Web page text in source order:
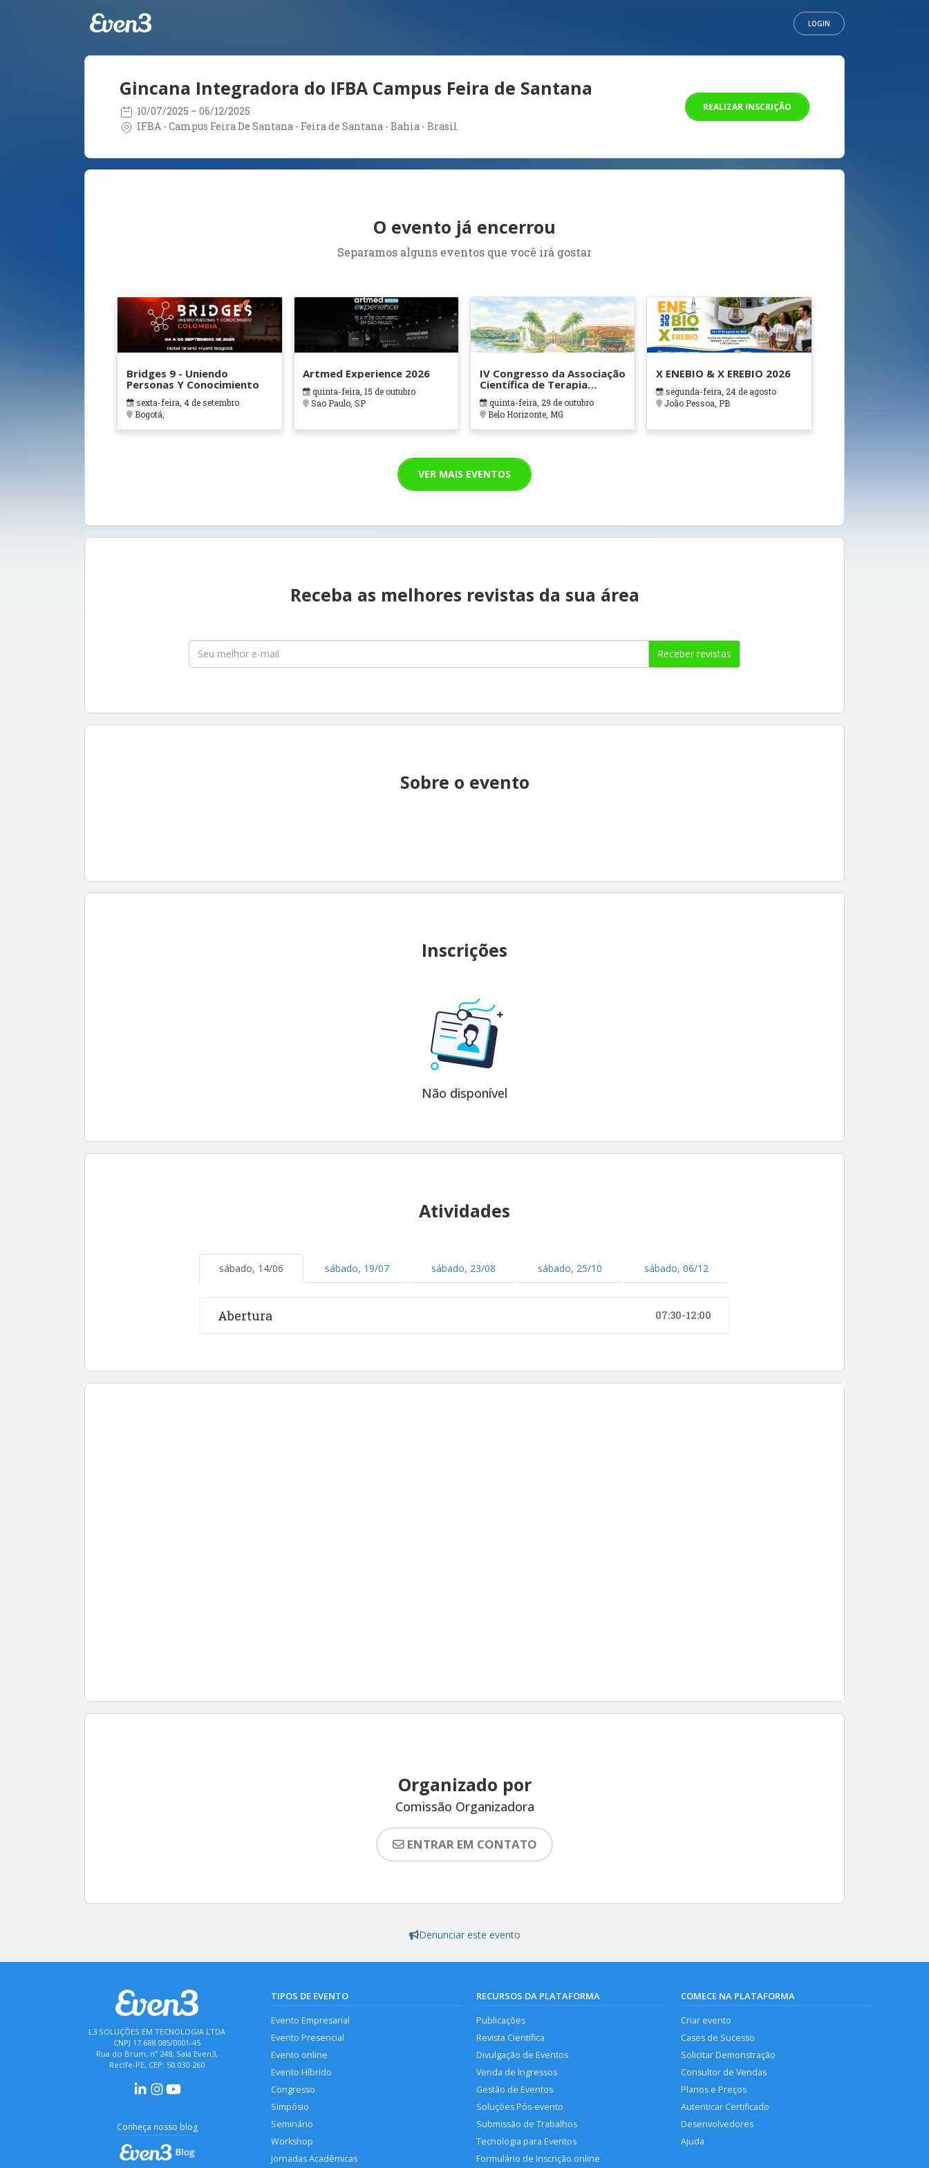
LOGIN
Gincana Integradora do IFBA Campus Feira de Santana
10/07/2025 – 06/12/2025
IFBA - Campus Feira De Santana - Feira de Santana - Bahia - Brasil
REALIZAR INSCRIÇÃO
O evento já encerrou
Separamos alguns eventos que você irá gostar
Bridges 9 - Uniendo
Personas Y Conocimiento
sexta-feira, 4 de setembro
Bogotá,
Artmed Experience 2026
quinta-feira, 15 de outubro
Sao Paulo, SP
IV Congresso da Associação
Científica de Terapia
Ocupacional em Contextos
Hospitalares e Cuidados
Paliativos - ATOHOSP
quinta-feira, 29 de outubro
Belo Horizonte, MG
X ENEBIO & X EREBIO 2026
segunda-feira, 24 de agosto
João Pessoa, PB
VER MAIS EVENTOS
Receba as melhores revistas da sua área
Receber revistas
Sobre o evento
Inscrições
Não disponível
Atividades
sábado, 14/06 sábado, 19/07 sábado, 23/08 sábado, 25/10 sábado, 06/12
Abertura 07:30-12:00
Organizado por
Comissão Organizadora
ENTRAR EM CONTATO
Denunciar este evento
L3 SOLUÇÕES EM TECNOLOGIA LTDA
CNPJ 17.688.085/0001-45
Rua do Brum, nº 248, Sala Even3,
Recife-PE, CEP: 50.030-260
Conheça nosso blog
TIPOS DE EVENTO
Evento Empresarial
Evento Presencial
Evento online
Evento Híbrido
Congresso
Simpósio
Seminário
Workshop
Jornadas Acadêmicas
RECURSOS DA PLATAFORMA
Publicações
Revista Científica
Divulgação de Eventos
Venda de Ingressos
Gestão de Eventos
Soluções Pós-evento
Submissão de Trabalhos
Tecnologia para Eventos
Formulário de Inscrição online
COMECE NA PLATAFORMA
Criar evento
Cases de Sucesso
Solicitar Demonstração
Consultor de Vendas
Planos e Preços
Autenticar Certificado
Desenvolvedores
Ajuda